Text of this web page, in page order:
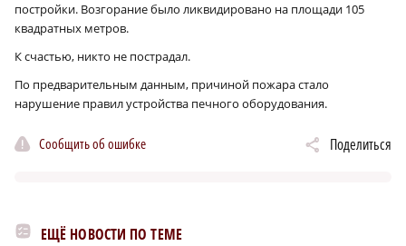
постройки. Возгорание было ликвидировано на площади 105
квадратных метров.
К счастью, никто не пострадал.
По предварительным данным, причиной пожара стало
нарушение правил устройства печного оборудования.
Сообщить об ошибке Поделиться
ЕЩЁ НОВОСТИ ПО ТЕМЕ